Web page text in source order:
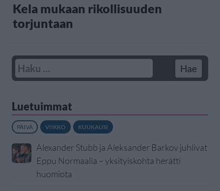
Kela mukaan rikollisuuden
torjuntaan
Luetuimmat
PÄIVÄ VIIKKO KUUKAUSI
Alexander Stubb ja Aleksander Barkov juhlivat
Eppu Normaalia – yksityiskohta herätti
huomiota